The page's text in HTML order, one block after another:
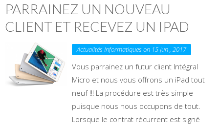
PARRAINEZ UN NOUVEAU
CLIENT ET RECEVEZ UN IPAD
Actualités Informatiques on 15 Jun , 2017
Vous parrainez un futur client Intégral
Micro et nous vous offrons un iPad tout
neuf !!! La procédure est très simple
puisque nous nous occupons de tout.
Lorsque le contrat récurrent est signé